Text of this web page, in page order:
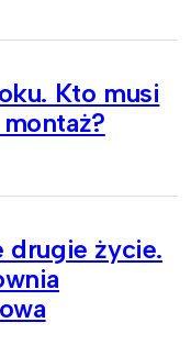
Kto musi
drugie życie.